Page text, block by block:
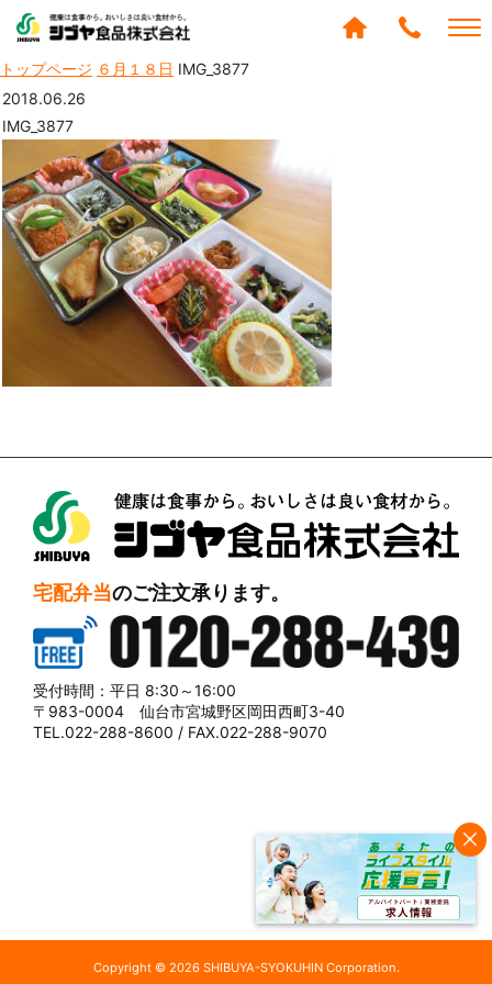
トップページ ６月１８日 IMG_3877
2018.06.26
IMG_3877
宅配弁当のご注文承ります。
0120-288-439
受付時間：平日 8:30～16:00
〒983-0004 仙台市宮城野区岡田西町3-40
TEL.022-288-8600 / FAX.022-288-9070
Copyright © 2026 SHIBUYA-SYOKUHIN Corporation.